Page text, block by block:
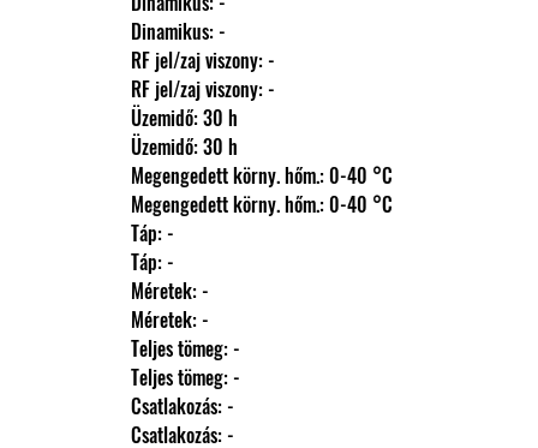
                Dinamikus: -
                RF jel/zaj viszony: -
                RF jel/zaj viszony: -
                Üzemidő: 30 h
                Üzemidő: 30 h
                Megengedett körny. hőm.: 0-40 °C
                Megengedett körny. hőm.: 0-40 °C
                Táp: -
                Táp: -
                Méretek: -
                Méretek: -
                Teljes tömeg: -
                Teljes tömeg: -
                Csatlakozás: -
                Csatlakozás: -